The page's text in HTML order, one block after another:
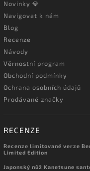
Novinky 💎
Navigovat k nám
Blog
Recenze
Návody
Věrnostní program
Obchodní podmínky
Ochrana osobních údajů
Prodávané značky
RECENZE
Recenze limitované verze
Limited Edition
Japonský nůž Kanetsune